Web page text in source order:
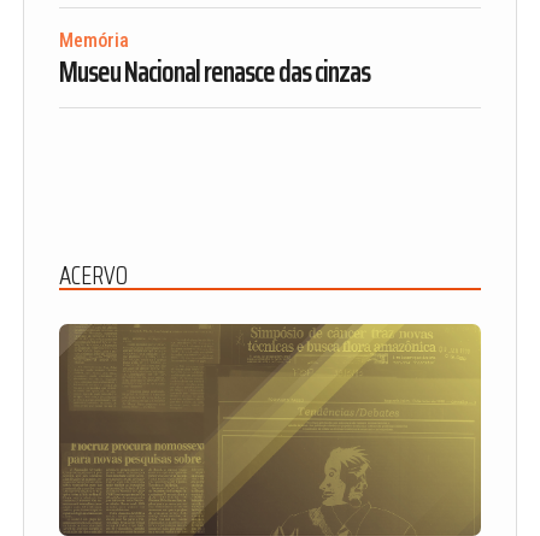
Memória
Museu Nacional renasce das cinzas
ACERVO